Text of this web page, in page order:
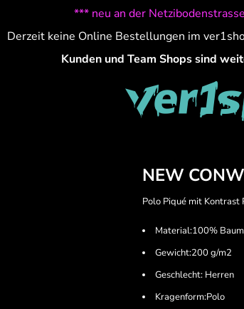
*** neu an der
Derzeit keine Online Bestellungen im
Kunden und Team Shops sind
NEW
Polo Piqué mit
Material:100%
Gewicht:200 g/m2
Geschlecht: Herren
Kragenform:Polo